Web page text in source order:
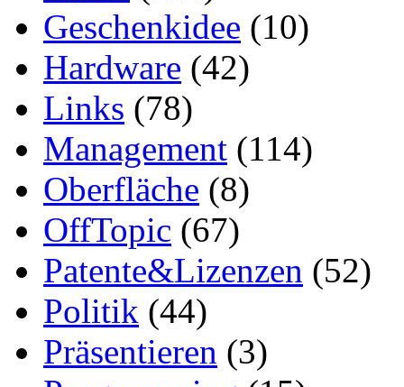
Geschenkidee (10)
Hardware (42)
Links (78)
Management (114)
Oberfläche (8)
OffTopic (67)
Patente&Lizenzen (52)
Politik (44)
Präsentieren (3)